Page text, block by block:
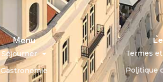
Menu
Séjourner
Gastronomie
Termes
Politique